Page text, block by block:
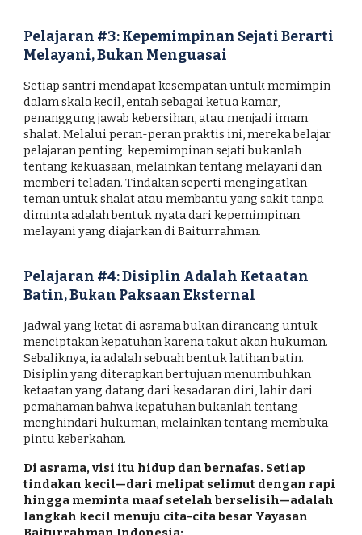
Pelajaran #3: Kepemimpinan Sejati Berarti
Melayani, Bukan Menguasai
Setiap santri mendapat kesempatan untuk memimpin
dalam skala kecil, entah sebagai ketua kamar,
penanggung jawab kebersihan, atau menjadi imam
shalat. Melalui peran-peran praktis ini, mereka belajar
pelajaran penting: kepemimpinan sejati bukanlah
tentang kekuasaan, melainkan tentang melayani dan
memberi teladan. Tindakan seperti mengingatkan
teman untuk shalat atau membantu yang sakit tanpa
diminta adalah bentuk nyata dari kepemimpinan
melayani yang diajarkan di Baiturrahman.
Pelajaran #4: Disiplin Adalah Ketaatan
Batin, Bukan Paksaan Eksternal
Jadwal yang ketat di asrama bukan dirancang untuk
menciptakan kepatuhan karena takut akan hukuman.
Sebaliknya, ia adalah sebuah bentuk latihan batin.
Disiplin yang diterapkan bertujuan menumbuhkan
ketaatan yang datang dari kesadaran diri, lahir dari
pemahaman bahwa kepatuhan bukanlah tentang
menghindari hukuman, melainkan tentang membuka
pintu keberkahan.
Di asrama, visi itu hidup dan bernafas. Setiap
tindakan kecil—dari melipat selimut dengan rapi
hingga meminta maaf setelah berselisih—adalah
langkah kecil menuju cita-cita besar Yayasan